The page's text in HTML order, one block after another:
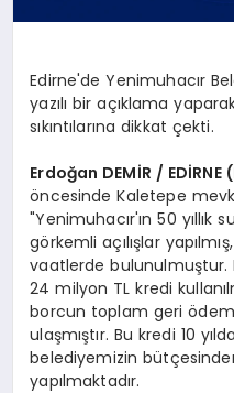
Edirne'de Yenimuhacır
yazılı bir açıklama
sıkıntılarına dikkat çekti.
Erdoğan DEMİR / EDİRNE
öncesinde Kaletepe
"Yenimuhacır'ın 50
görkemli açılışlar
vaatlerde bulunulmuştur.
24 milyon TL kredi
borcun toplam geri
ulaşmıştır. Bu kredi 10
belediyemizin
yapılmaktadır.